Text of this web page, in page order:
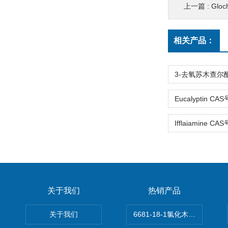
上一篇 :
相关产品：
关于我们
关于我们
热销产品
6681-18-1氯化木兰花碱